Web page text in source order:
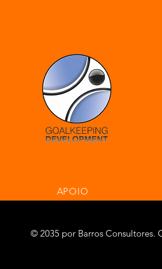
APOIO
© 2035 por Barros Consultores.